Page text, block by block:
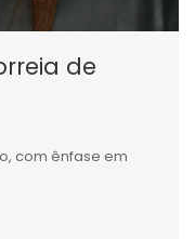
de
com ênfase em